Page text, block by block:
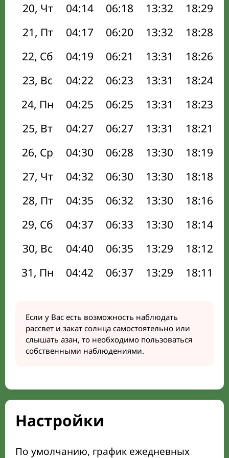
20, Чт 04:14 06:18 13:32 18:29
21, Пт
04:17 06:20 13:32 18:28
22, Сб
04:19 06:21 13:31 18:26
23, Вс
04:22 06:23 13:31 18:24
24, Пн
04:25 06:25 13:31 18:23
25, Вт
04:27 06:27 13:31 18:21
26, Ср
04:30 06:28 13:30 18:19
27, Чт
04:32 06:30 13:30 18:18
28, Пт
04:35 06:32 13:30 18:16
29, Сб
04:37 06:33 13:30 18:14
30, Вс
04:40 06:35 13:29 18:12
31, Пн
04:42 06:37 13:29 18:11
Если у Вас есть возможность наблюдать
рассвет и закат солнца самостоятельно или
слышать азан, то необходимо пользоваться
собственными наблюдениями.
Настройки
По умолчанию, график ежедневных